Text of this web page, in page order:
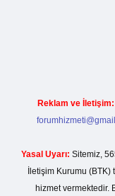
Reklam ve İletişim:
Yasal Uyarı: Sitemiz,
İletişim Kurumu (BTK)
hizmet vermektedir.